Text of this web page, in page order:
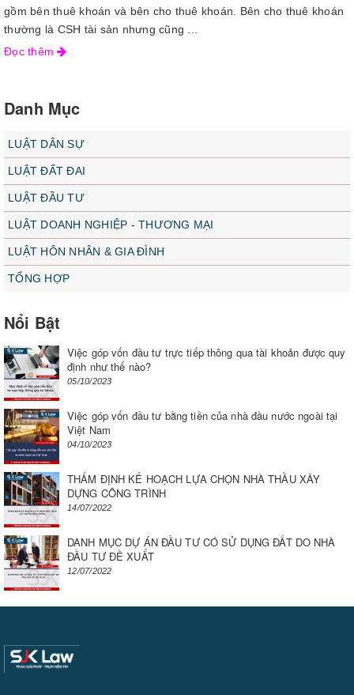
gồm bên thuê khoán và bên cho thuê khoán. Bên cho thuê khoán
thường là CSH tài sản nhưng cũng ...
Đọc thêm
Danh Mục
LUẬT DÂN SỰ
LUẬT ĐẤT ĐAI
LUẬT ĐẦU TƯ
LUẬT DOANH NGHIỆP - THƯƠNG MẠI
LUẬT HÔN NHÂN & GIA ĐÌNH
TỔNG HỢP
Nổi Bật
Việc góp vốn đầu tư trực tiếp thông qua tài khoản được quy
định như thế nào?
05/10/2023
Việc góp vốn đầu tư bằng tiền của nhà đầu nước ngoài tại
Việt Nam
04/10/2023
THẨM ĐỊNH KẾ HOẠCH LỰA CHỌN NHÀ THẦU XÂY
DỰNG CÔNG TRÌNH
14/07/2022
DANH MỤC DỰ ÁN ĐẦU TƯ CÓ SỬ DỤNG ĐẤT DO NHÀ
ĐẦU TƯ ĐỀ XUẤT
12/07/2022